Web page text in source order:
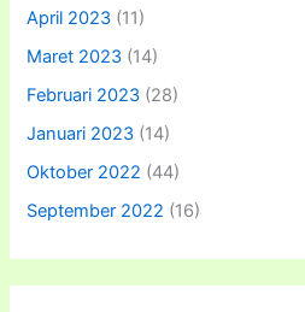
April 2023 (11)
Maret 2023 (14)
Februari 2023 (28)
Januari 2023 (14)
Oktober 2022 (44)
September 2022 (16)